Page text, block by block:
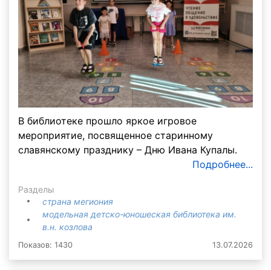
В библиотеке прошло яркое игровое
мероприятие, посвященное старинному
славянскому празднику – Дню Ивана Купалы.
Подробнее...
Разделы
страна мегиония
модельная детско-юношеская библиотека им.
в.н. козлова
Показов: 1430 13.07.2026